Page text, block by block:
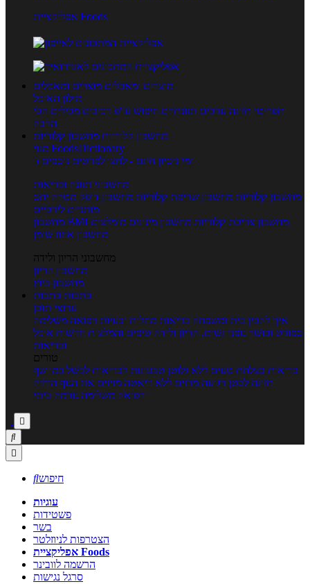
אפליקציית Foods
מוצרים ומאכלים מוצרים ומאכלים
מילון האוכל
תפריטי תזונה ערכים תזונתיים חיפוש ע"פ רכיבים מכילים הכי
הרבה
מחשבון קלוריות מחשבון קלוריות
מנוי FoodsDictionary
5 ימי ניסיון חינם - לחצו לפרטים נוספים
מחשבוני תזונה ובריאות
מחשבון קלוריות מחשבון שריפת קלוריות מחשבון דופק מטרה יחס
מותניים לירכיים
מחשבון BMI
מחשבון צריכת קלוריות מחשבון מינונים מומלצים
מחשבון אחוז שומן
מחשבוני הריון ולידה
מחשבון הריון
מחשבון ביוץ
כתבות כתבות
ערוצי תוכן
איך להכין בית ומשפחה בריאות מחלות ובעיות רפואה משלימה
ספורט וכושר גופני נשים, הריון ולידה טיפים והמלצות חדשות אוכל
ובריאות
טורים
בריאות בצלחת טעים ללא גלוטן טבעונות לבריאות לבשל כמו שף
תזונה לבטן רגועה מרזים ללא דיאטה מזיזים את הגוף הרזיה
ורפואה משלימה גורמה ביתי



חיפוש
עוגיות
פשטידות
בשר
הצטרפות לניוזלטר
אפליקציית Foods
הרשמה לוובינר
סרגל נגישות